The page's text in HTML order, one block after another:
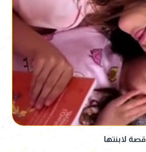
لابنتها